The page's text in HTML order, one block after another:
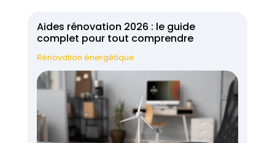
Aides rénovation 2026 : le guide
complet pour tout comprendre
Rénovation énergétique